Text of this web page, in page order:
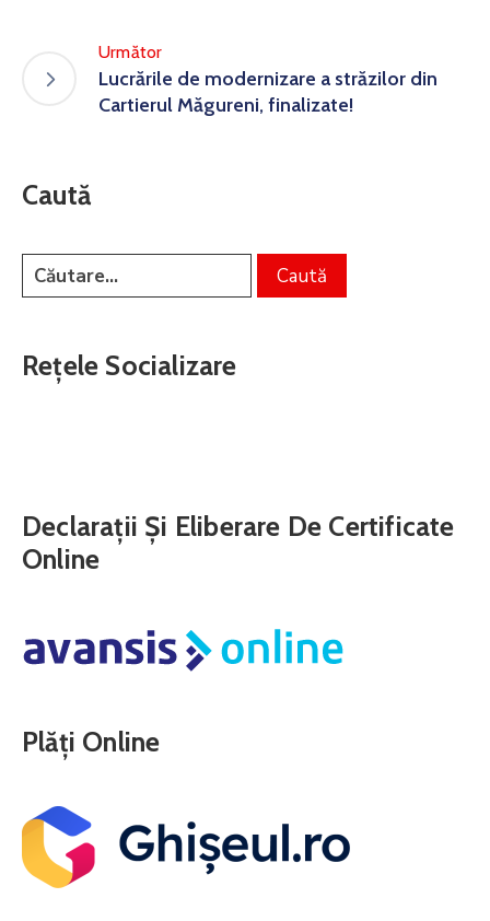
Următor
Lucrările de modernizare a străzilor din
Cartierul Măgureni, finalizate!
Caută
Rețele Socializare
Declarații Și Eliberare De Certificate
Online
Plăți Online